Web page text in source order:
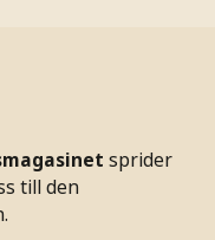
sprider
till den